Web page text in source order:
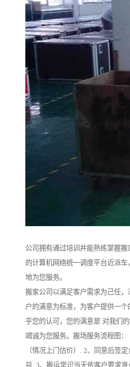
公司拥有通过培训并能熟练掌握搬
的计算机网络统一调度平台近派车
地为您服务。
搬家公司以满足客户需求为己任
户的满意为标准，为客户提供一
乎您的认可，您的满意是 对我们
竭诚为您服务。搬场服务流程图：
（情况上门估价）. 2、同意后签
益. 3、搬运常识当天依客户要求